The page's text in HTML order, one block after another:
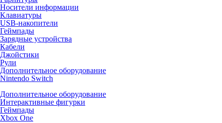
Носители информации
Клавиатуры
USB-накопители
Геймпады
Зарядные устройства
Кабели
Джойстики
Рули
Дополнительное оборудование
Nintendo Switch
Дополнительное оборудование
Интерактивные фигурки
Геймпады
Xbox One